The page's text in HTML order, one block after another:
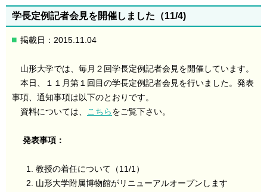
学長定例記者会見を開催しました（11/4)
掲載日：2015.11.04
山形大学では、毎月２回学長定例記者会見を開催しています。
本日、１１月第１回目の学長定例記者会見を行いました。発表
事項、通知事項は以下のとおりです。
資料については、
こちらをご覧下さい。
発表事項：
教授の着任について（11/1）
山形大学附属博物館がリニューアルオープンします